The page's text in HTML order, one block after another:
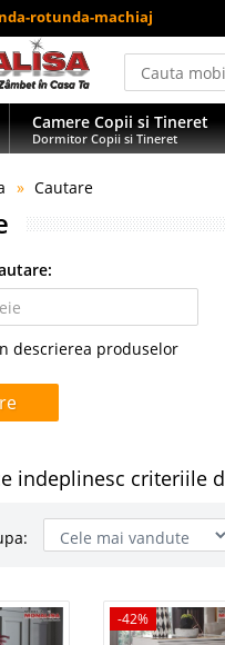
rotunda-machiaj
Camere Copii si Tineret
Dormitor Copii si Tineret
Cautare
descrierea produselor
indeplinesc criteriile
-42%